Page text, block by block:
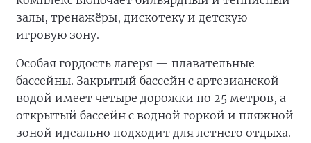
залы, тренажёры, дискотеку и детскую
игровую зону.
Особая гордость лагеря — плавательные
бассейны. Закрытый бассейн с артезианской
водой имеет четыре дорожки по 25 метров, а
открытый бассейн с водной горкой и пляжной
зоной идеально подходит для летнего отдыха.